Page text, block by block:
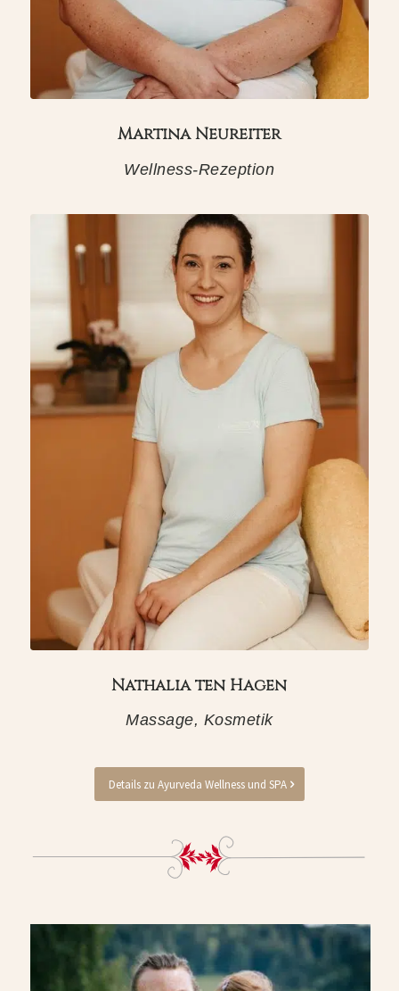
Martina Neureiter
Wellness-Rezeption
Nathalia ten Hagen
Massage, Kosmetik
Details zu Ayurveda Wellness und SPA